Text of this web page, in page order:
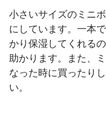
小さいサイズのミニ
にしています。一本
かり保湿してくれるの
助かります。また、
なった時に買ったり
い。